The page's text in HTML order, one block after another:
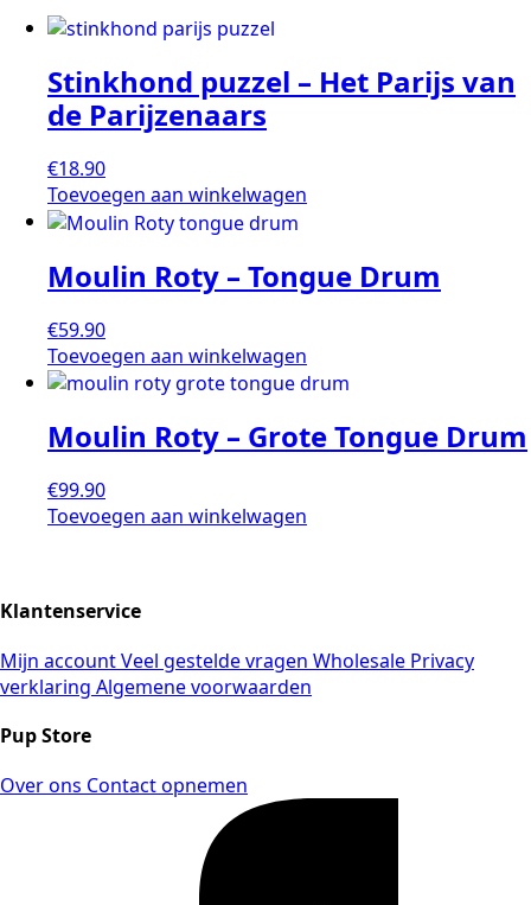
Stinkhond puzzel – Het Parijs van
de Parijzenaars
€18.90
Toevoegen aan winkelwagen
Moulin Roty – Tongue Drum
€59.90
Toevoegen aan winkelwagen
Moulin Roty – Grote Tongue Drum
€99.90
Toevoegen aan winkelwagen
Klantenservice
Mijn accountVeel gestelde vragen Wholesale Privacy
verklaring Algemene voorwaarden
Pup Store
Over ons Contact opnemen